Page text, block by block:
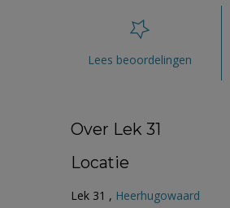
Lees beoordelingen
Over Lek 31
Locatie
Lek 31 , Heerhugowaard